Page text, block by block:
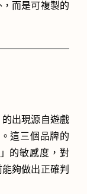
而是可複製的
出現源自遊戲
這三個品牌的
的敏感度，對
夠做出正確判